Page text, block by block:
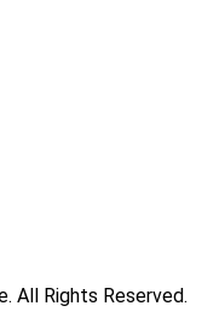
cửa hít sẽ giúp bạn
lắp đặt xong và cung
bắt đầu hoạt động.
giản. Người dùng
theo hệ thống cửa hít
tự động ngậm lại vào
All Rights Reserved.